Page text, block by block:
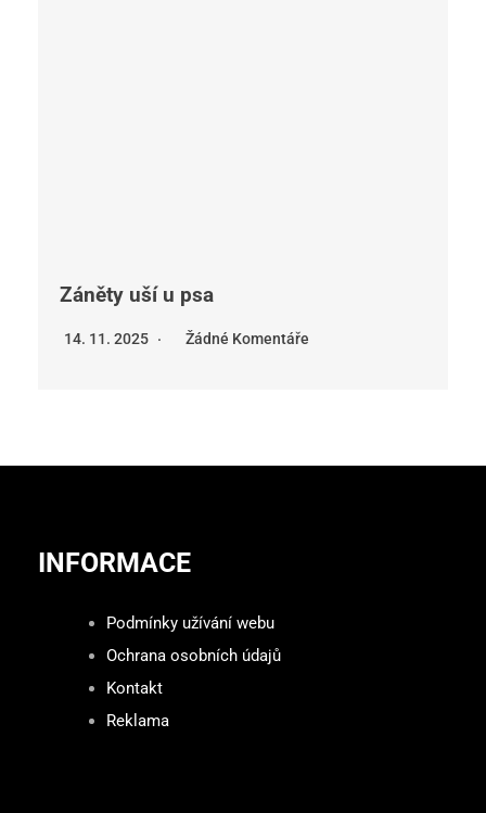
Záněty uší u psa
14. 11. 2025 Žádné Komentáře
INFORMACE
Podmínky užívání webu
Ochrana osobních údajů
Kontakt
Reklama